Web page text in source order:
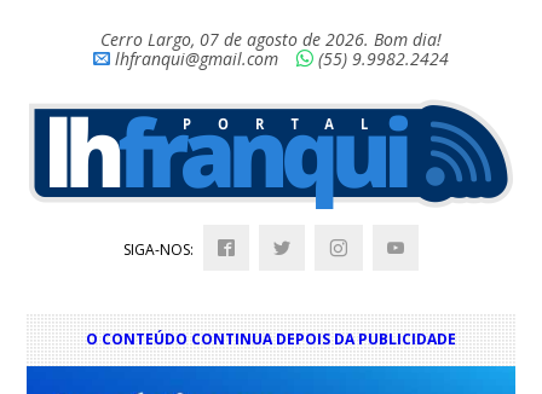
Cerro Largo, 07 de agosto de 2026. Bom dia!
lhfranqui@gmail.com
(55) 9.9982.2424
SIGA-NOS:
O CONTEÚDO CONTINUA DEPOIS DA PUBLICIDADE